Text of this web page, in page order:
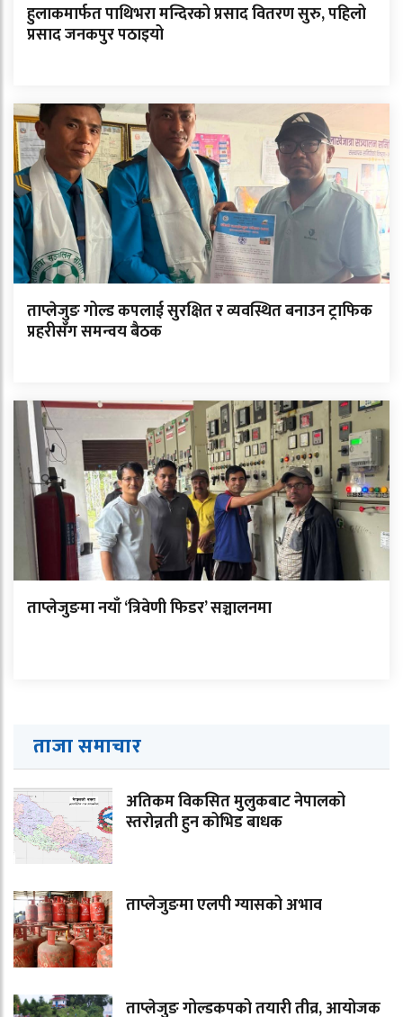
हुलाकमार्फत पाथिभरा मन्दिरको प्रसाद वितरण सुरु, पहिलो
प्रसाद जनकपुर पठाइयो
ताप्लेजुङ गोल्ड कपलाई सुरक्षित र व्यवस्थित बनाउन ट्राफिक
प्रहरीसँग समन्वय बैठक
ताप्लेजुङमा नयाँ ‘त्रिवेणी फिडर’ सञ्चालनमा
ताजा समाचार
अतिकम विकसित मुलुकबाट नेपालको
स्तरोन्नती हुन कोभिड बाधक
ताप्लेजुङमा एलपी ग्यासको अभाव
ताप्लेजुङ गोल्डकपको तयारी तीव्र, आयोजक